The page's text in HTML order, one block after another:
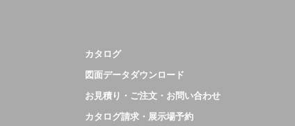
カタログ
図面データダウンロード
お見積り・ご注文・お問い合わせ
カタログ請求・展示場予約